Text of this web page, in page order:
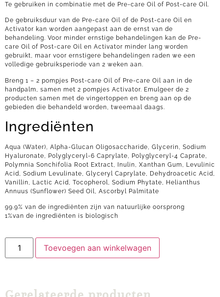
Te gebruiken in combinatie met de Pre-care Oil of Post-care Oil.
De gebruiksduur van de Pre-care Oil of de Post-care Oil en
Activator kan worden aangepast aan de ernst van de
behandeling. Voor minder ernstige behandelingen kan de Pre-
care Oil of Post-care Oil en Activator minder lang worden
gebruikt, maar voor ernstigere behandelingen raden we een
volledige gebruiksperiode van 2 weken aan.
Breng 1 – 2 pompjes Post-care Oil of Pre-care Oil aan in de
handpalm, samen met 2 pompjes Activator. Emulgeer de 2
producten samen met de vingertoppen en breng aan op de
gebieden die behandeld worden, tweemaal daags.
Ingrediënten
Aqua (Water), Alpha-Glucan Oligosaccharide, Glycerin, Sodium
Hyaluronate, Polyglyceryl-6 Caprylate, Polyglyceryl-4 Caprate,
Polymnia Sonchifolia Root Extract, Inulin, Xanthan Gum, Levulinic
Acid, Sodium Levulinate, Glyceryl Caprylate, Dehydroacetic Acid,
Vanillin, Lactic Acid, Tocopherol, Sodium Phytate, Helianthus
Annuus (Sunflower) Seed Oil, Ascorbyl Palmitate
99.9% van de ingrediënten zijn van natuurlijke oorsprong
1%van de ingrediënten is biologisch
Toevoegen aan winkelwagen